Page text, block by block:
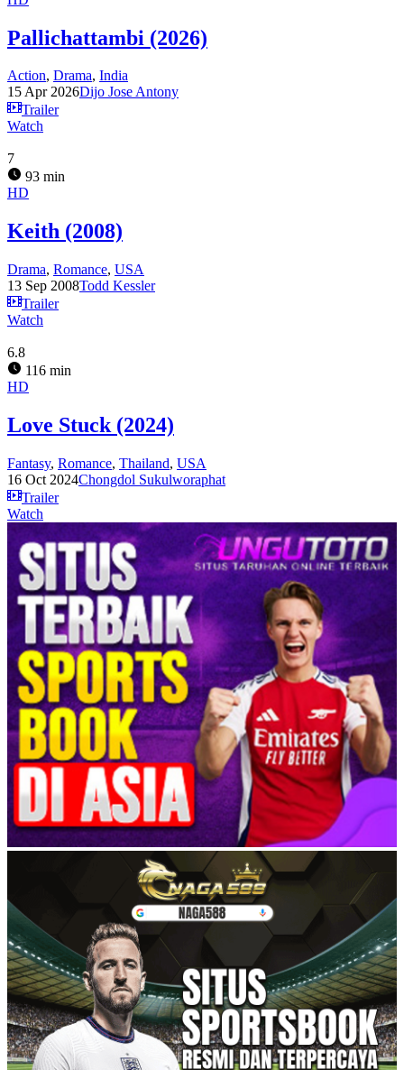
Pallichattambi (2026)
Action, Drama, India
15 Apr 2026Dijo Jose Antony
Trailer
Watch
7
93 min
HD
Keith (2008)
Drama, Romance, USA
13 Sep 2008Todd Kessler
Trailer
Watch
6.8
116 min
HD
Love Stuck (2024)
Fantasy, Romance, Thailand, USA
16 Oct 2024Chongdol Sukulworaphat
Trailer
Watch